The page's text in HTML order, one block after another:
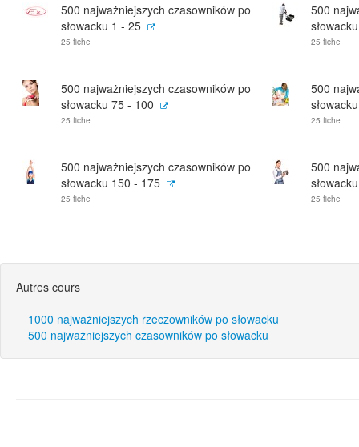
500 najważniejszych czasowników po
słowacku 1 - 25
25 fiche
500
25 fiche
500 najważniejszych czasowników po
słowacku 75 - 100
25 fiche
500
25 fiche
500 najważniejszych czasowników po
słowacku 150 - 175
25 fiche
500
25 fiche
Autres cours
1000 najważniejszych rzeczowników po słowacku
500 najważniejszych czasowników po słowacku